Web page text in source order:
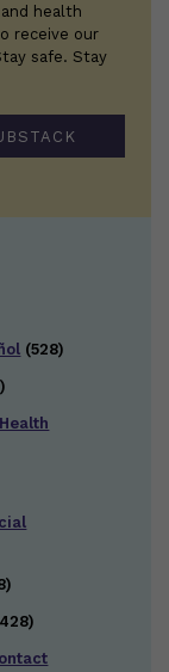
health
receive our
safe. Stay
(528)